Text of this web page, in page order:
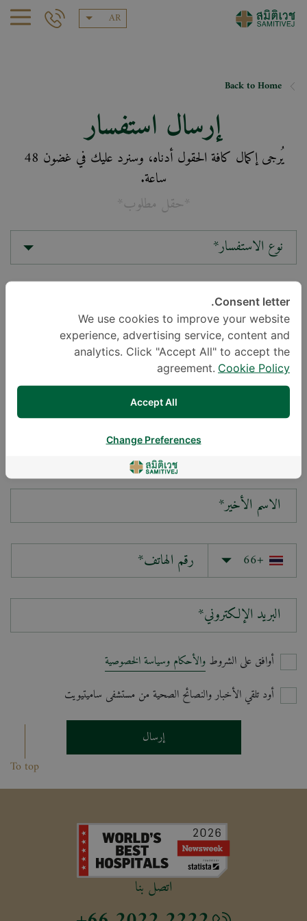
AR
Back to Home
إرسال استفسار
يُرجى إكمال كافة الحقول أدناه، وسنرد عليك في غضون 48
ساعة.
*حقل مطلوب*
نوع الاستفسار*
الموقع*
سؤالك*
الاسم الأخير*
البريد الإلكتروني*
أوافق على الشروط والأحكام وسياسة الخصوصية
أود تلقي الأخبار والنصائح الصحية من مستشفى ساميتيويت
إرسال
To top
اتصل بنا
Consent letter.
We use cookies to improve your website
experience, advertising service, content and
analytics. Click "Accept All" to accept the
agreement. Cookie Policy
Accept All
Change Preferences